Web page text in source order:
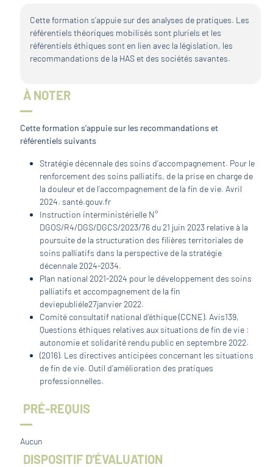
Cette formation s’appuie sur des analyses de pratiques. Les
référentiels théoriques mobilisés sont pluriels et les
référentiels éthiques sont en lien avec la législation, les
recommandations de la HAS et des sociétés savantes.
À NOTER
Cette formation s’appuie sur les recommandations et
référentiels suivants
Stratégie décennale des soins d’accompagnement. Pour le
renforcement des soins palliatifs, de la prise en charge de
la douleur et de l’accompagnement de la fin de vie. Avril
2024. santé.gouv.fr
Instruction interministérielle N°
DGOS/R4/DGS/DGCS/2023/76 du 21 juin 2023 relative à la
poursuite de la structuration des filières territoriales de
soins palliatifs dans la perspective de la stratégie
décennale 2024-2034.
Plan national 2021-2024 pour le développement des soins
palliatifs et accompagnement de la fin
deviepubliéle27janvier 2022.
Comité consultatif national d’éthique (CCNE). Avis139,
Questions éthiques relatives aux situations de fin de vie :
autonomie et solidarité rendu public en septembre 2022.
(2016). Les directives anticipées concernant les situations
de fin de vie. Outil d’amélioration des pratiques
professionnelles.
PRÉ-REQUIS
Aucun
DISPOSITIF D'ÉVALUATION